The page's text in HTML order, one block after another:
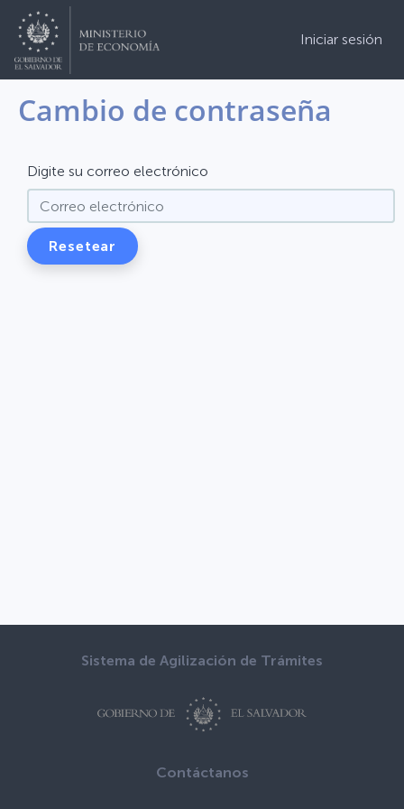
Iniciar sesión
Cambio de contraseña
Digite su correo electrónico
Resetear
Sistema de Agilización de Trámites
Contáctanos